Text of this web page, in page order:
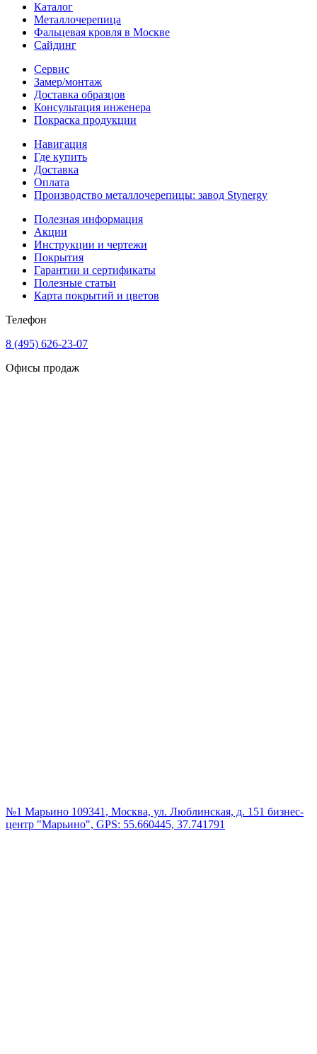
Каталог
Металлочерепица
Фальцевая кровля в Москве
Сайдинг
Сервис
Замер/монтаж
Доставка образцов
Консультация инженера
Покраска продукции
Навигация
Где купить
Доставка
Оплата
Производство металлочерепицы: завод Stynergy
Полезная информация
Акции
Инструкции и чертежи
Покрытия
Гарантии и сертификаты
Полезные статьи
Карта покрытий и цветов
Телефон
8 (495) 626-23-07
Офисы продаж
№1 Марьино 109341, Москва, ул. Люблинская, д. 151 бизнес-
центр "Марьино", GPS: 55.660445, 37.741791